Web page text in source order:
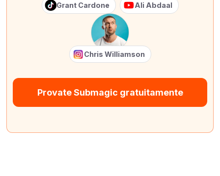
Grant Cardone Ali Abdaal
Chris Williamson
Provate Submagic gratuitamente